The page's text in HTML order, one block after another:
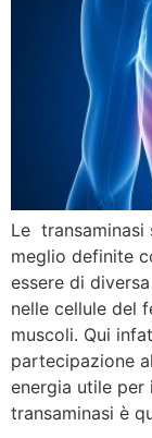
Le transaminasi
meglio definite
essere di
nelle cellule del
muscoli. Qui
partecipazione
energia utile per
transaminasi è